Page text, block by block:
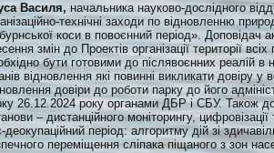
Василя, начальника науково-дослідного
технічні заходи по відновленню
коси в повоєнний період». Доповідач
змін до Проектів організації території
бути готовими до післявоєнних реалій в
відновлення які повинні викликати довіру
довіри до роботи парку до його
26.12.2024 року органами ДБР і СБУ. Також
– дистанційного моніторингу,
деокупаційний період: алгоритму дій зі
переміщення сліпака піщаного з зон